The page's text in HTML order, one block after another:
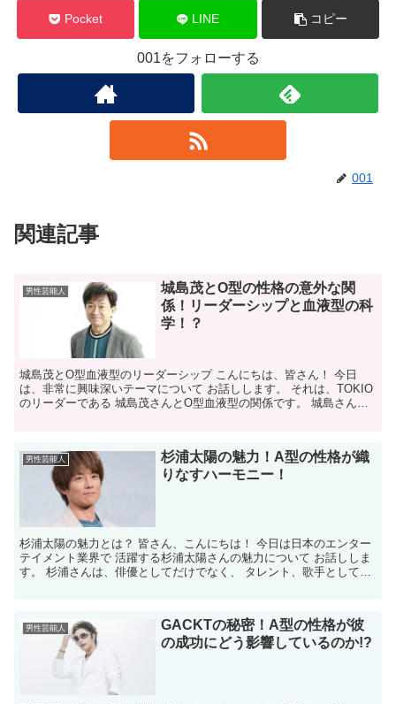
Pocket LINE コピー
001をフォローする
001
関連記事
男性芸能人
城島茂とO型の性格の意外な関
係！リーダーシップと血液型の科
学！？
城島茂とO型血液型のリーダーシップ こんにちは、皆さん！ 今日
は、非常に興味深いテーマについて お話しします。 それは、TOKIO
のリーダーである 城島茂さんとO型血液型の関係です。 城島さん
男性芸能人
杉浦太陽の魅力！A型の性格が織
りなすハーモニー！
杉浦太陽の魅力とは？ 皆さん、こんにちは！ 今日は日本のエンター
テイメント業界で 活躍する杉浦太陽さんの魅力について お話ししま
す。 杉浦さんは、俳優としてだけでなく、 タレント、歌手としても
男性芸能人
GACKTの秘密！A型の性格が彼
の成功にどう影響しているのか!?